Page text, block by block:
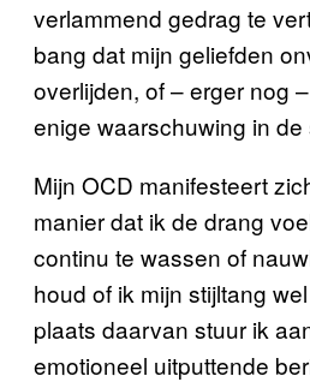
verlammend gedrag te
bang dat mijn geliefden
overlijden, of – erger nog
enige waarschuwing in
Mijn OCD manifesteert
manier dat ik de drang
continu te wassen of
houd of ik mijn stijltang
plaats daarvan stuur ik
emotioneel uitputtende